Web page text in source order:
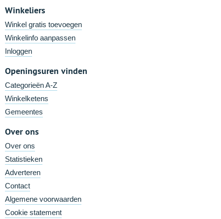
Winkeliers
Winkel gratis toevoegen
Winkelinfo aanpassen
Inloggen
Openingsuren vinden
Categorieën A-Z
Winkelketens
Gemeentes
Over ons
Over ons
Statistieken
Adverteren
Contact
Algemene voorwaarden
Cookie statement